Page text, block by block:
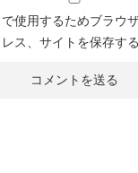
使用するためブラウ
ス、サイトを保存する